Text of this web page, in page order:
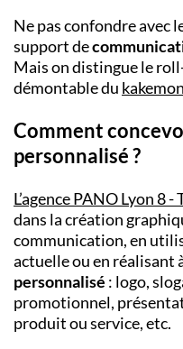
Ne pas confondre avec
support de
Mais on distingue le
démontable du
Comment
personnalisé ?
L’agence PANOLyon 8 -
dans la création
communication, en
actuelle ou en réalisant
personnalisé : logo,
promotionnel,
produit ou service, etc.